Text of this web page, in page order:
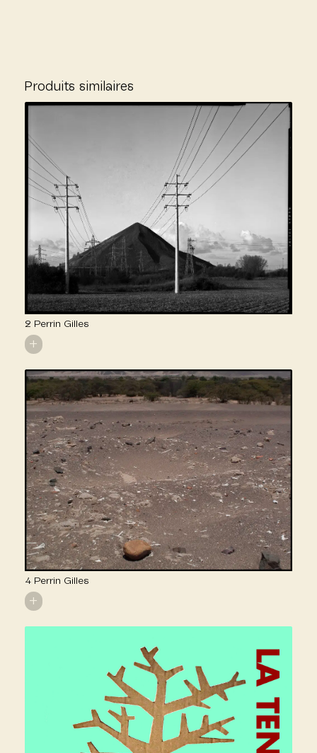
Produits similaires
2 Perrin Gilles
+
4 Perrin Gilles
+